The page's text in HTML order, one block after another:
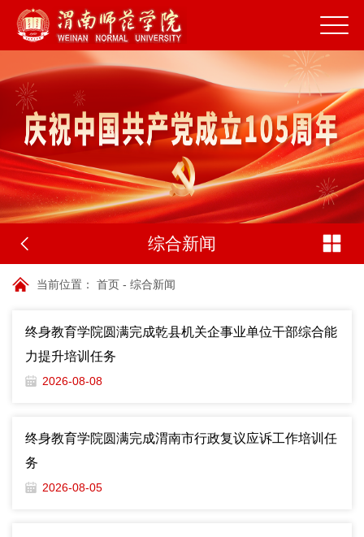
综合新闻
当前位置： 首页 - 综合新闻
终身教育学院圆满完成乾县机关企事业单位干部综合能
力提升培训任务
2026-08-08
终身教育学院圆满完成渭南市行政复议应诉工作培训任
务
2026-08-05